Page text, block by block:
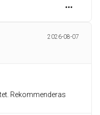
2026-08-07
Rekommenderas